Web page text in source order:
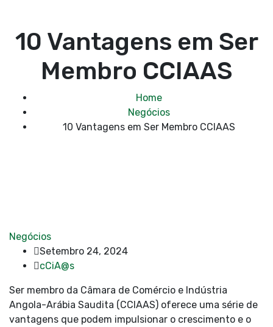
10 Vantagens em Ser
Membro CCIAAS
Home
Negócios
10 Vantagens em Ser Membro CCIAAS
Negócios
Setembro 24, 2024
cCiA@s
Ser membro da Câmara de Comércio e Indústria
Angola-Arábia Saudita (CCIAAS) oferece uma série de
vantagens que podem impulsionar o crescimento e o